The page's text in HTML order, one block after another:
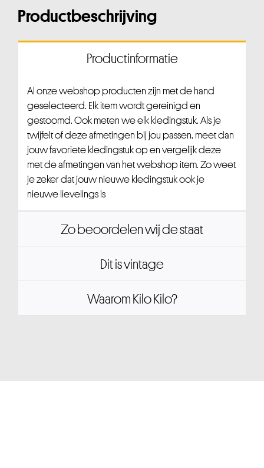
Productbeschrijving
Productinformatie
Al onze webshop producten zijn met de hand
geselecteerd. Elk item wordt gereinigd en
gestoomd. Ook meten we elk kledingstuk. Als je
twijfelt of deze afmetingen bij jou passen, meet dan
jouw favoriete kledingstuk op en vergelijk deze
met de afmetingen van het webshop item. Zo weet
je zeker dat jouw nieuwe kledingstuk ook je
nieuwe lievelings is
Zo beoordelen wij de staat
Dit is vintage
Waarom Kilo Kilo?